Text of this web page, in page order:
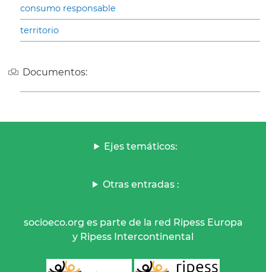
consumo responsable
territorio
Documentos:
Ejes temáticos:
Otras entradas :
socioeco.org es parte de la red Ripess Europa
y Ripess Intercontinental